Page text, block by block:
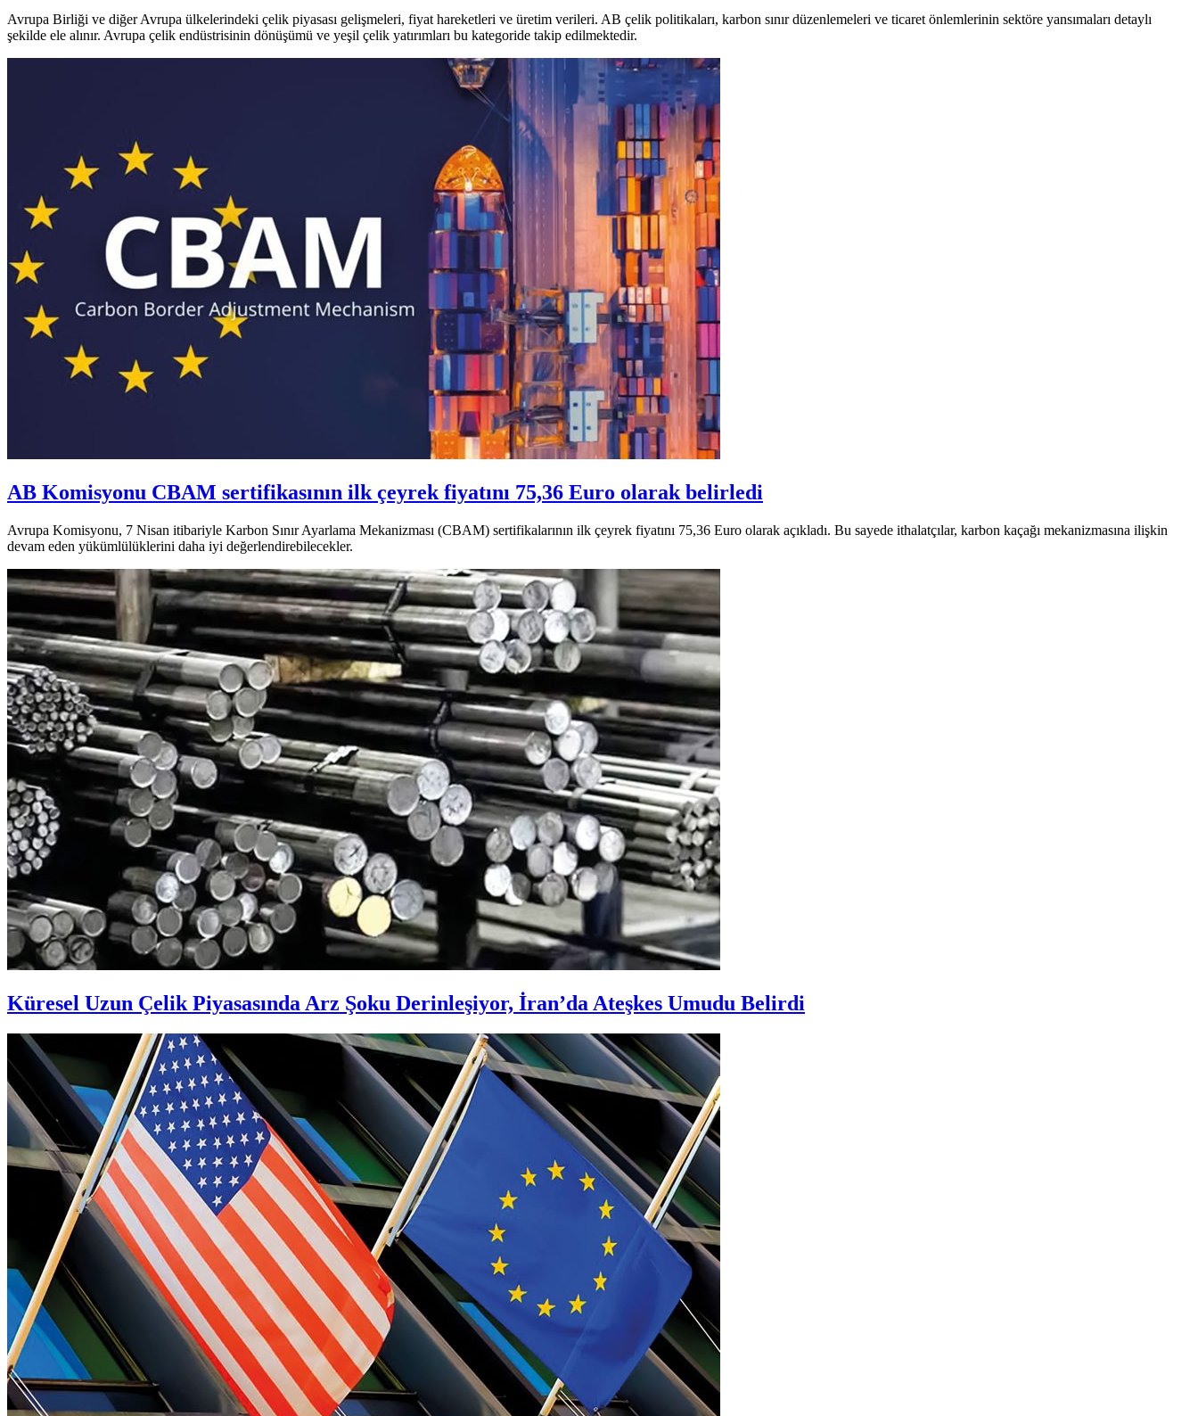
Avrupa Birliği ve diğer Avrupa ülkelerindeki çelik piyasası gelişmeleri, fiyat hareketleri ve üretim verileri. AB çelik politikaları, karbon sınır düzenlemeleri ve ticaret önlemlerinin sektöre yansımaları detaylı
şekilde ele alınır. Avrupa çelik endüstrisinin dönüşümü ve yeşil çelik yatırımları bu kategoride takip edilmektedir.
AB Komisyonu CBAM sertifikasının ilk çeyrek fiyatını 75,36 Euro olarak belirledi
Avrupa Komisyonu, 7 Nisan itibariyle Karbon Sınır Ayarlama Mekanizması (CBAM) sertifikalarının ilk çeyrek fiyatını 75,36 Euro olarak açıkladı. Bu sayede ithalatçılar, karbon kaçağı mekanizmasına ilişkin
devam eden yükümlülüklerini daha iyi değerlendirebilecekler.
Küresel Uzun Çelik Piyasasında Arz Şoku Derinleşiyor, İran’da Ateşkes Umudu Belirdi